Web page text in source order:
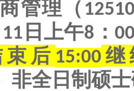
管理（
11 日上午8 ：
后 15:00 继
非全日制硕